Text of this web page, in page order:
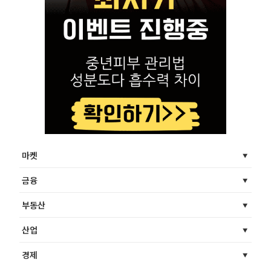
마켓
금융
부동산
산업
경제